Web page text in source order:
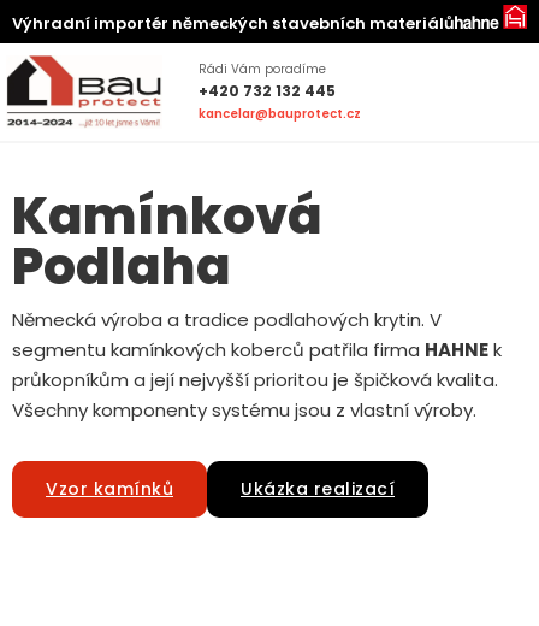
Výhradní importér německých stavebních materiálů
Rádi Vám poradíme
+420 732 132 445
kancelar@bauprotect.cz
Kamínková
Podlaha
Německá výroba a tradice podlahových krytin. V
segmentu kamínkových koberců patřila firma HAHNEk
průkopníkům a její nejvyšší prioritou je špičková kvalita.
Všechny komponenty systému jsou z vlastní výroby.
Vzor kamínků Ukázka realizací